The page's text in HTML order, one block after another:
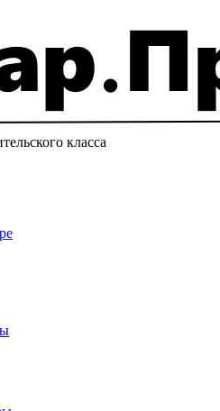
класса